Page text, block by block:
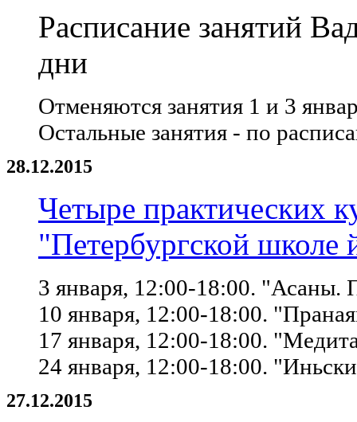
Расписание занятий
дни
Отменяются занятия 1 и 3
Остальные занятия - по
28.12.2015
Четыре практических
"Петербургской школе
3 января, 12:00-18:00. "Асаны.
10 января, 12:00-18:00.
17 января, 12:00-18:00.
24 января, 12:00-18:00.
27.12.2015